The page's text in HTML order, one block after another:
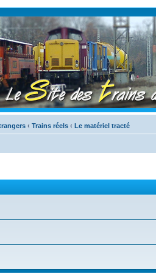
‹ Trains réels ‹ Le matériel tracté